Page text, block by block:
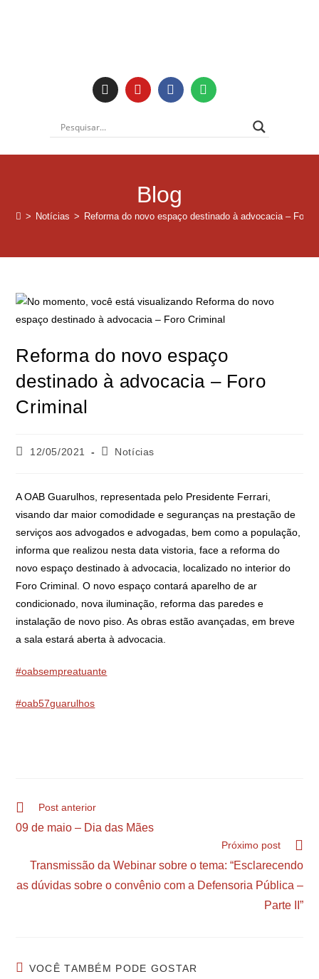
Blog
> Notícias > Reforma do novo espaço destinado à advocacia – Foro
Reforma do novo espaço
destinado à advocacia – Foro
Criminal
12/05/2021 Notícias
A OAB Guarulhos, representada pelo Presidente Ferrari,
visando dar maior comodidade e seguranças na prestação de
serviços aos advogados e advogadas, bem como a população,
informa que realizou nesta data vistoria, face a reforma do
novo espaço destinado à advocacia, localizado no interior do
Foro Criminal. O novo espaço contará aparelho de ar
condicionado, nova iluminação, reforma das paredes e
instalação de novo piso. As obras estão avançadas, em breve
a sala estará aberta à advocacia.
#oabsempreatuante
#oab57guarulhos
Post anterior
09 de maio – Dia das Mães
Próximo post
Transmissão da Webinar sobre o tema: “Esclarecendo
as dúvidas sobre o convênio com a Defensoria Pública –
Parte II”
VOCÊ TAMBÉM PODE GOSTAR